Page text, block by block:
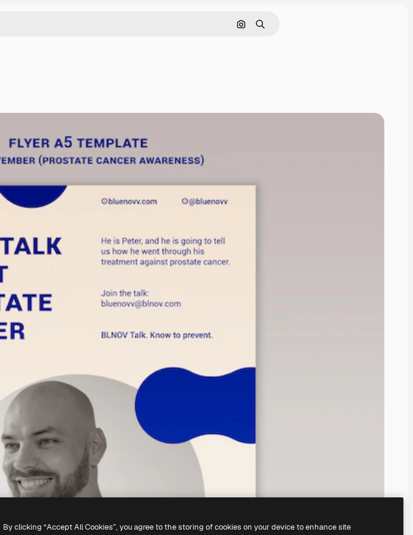
Cerca per immagine
Ricerca
By clicking “Accept All Cookies”, you agree to the storing of cookies on your device to enhance site